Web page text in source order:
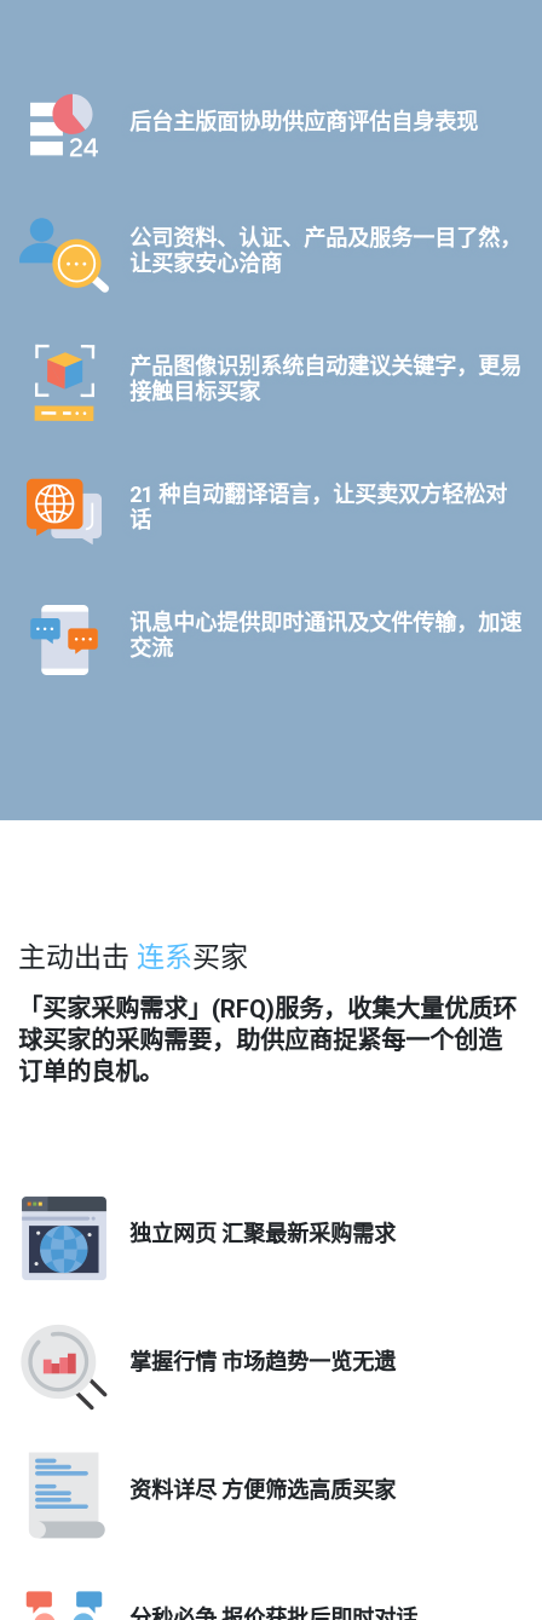
后台主版面协助供应商评估自身表现
公司资料、认证、产品及服务一目了然，
让买家安心洽商
产品图像识别系统自动建议关键字，更易
接触目标买家
21 种自动翻译语言，让买卖双方轻松对
话
讯息中心提供即时通讯及文件传输，加速
交流
主动出击 连系买家
「买家采购需求」(RFQ)服务，收集大量优质环
球买家的采购需要，助供应商捉紧每一个创造
订单的良机。
独立网页 汇聚最新采购需求
掌握行情 市场趋势一览无遗
资料详尽 方便筛选高质买家